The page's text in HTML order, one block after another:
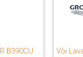
B390CU
Vòi